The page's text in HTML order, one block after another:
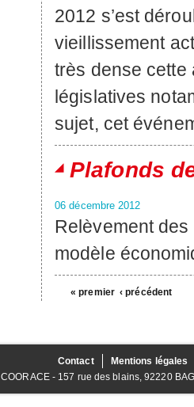
2012 s’est
vieillissement
très dense cette
législatives
sujet, cet
Plafonds
06 décembre 2012
Relèvement
modèle
« premier ‹ précédent
Contact
Mentions légales
COORACE - 157 rue des blains, 92220